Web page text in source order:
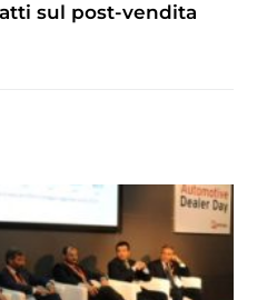
sul post-vendita